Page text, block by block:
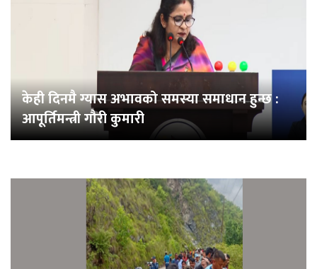
केही दिनमै ग्यास अभावको समस्या समाधान हुन्छ :
आपूर्तिमन्त्री गौरी कुमारी